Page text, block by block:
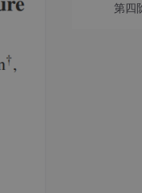
第四